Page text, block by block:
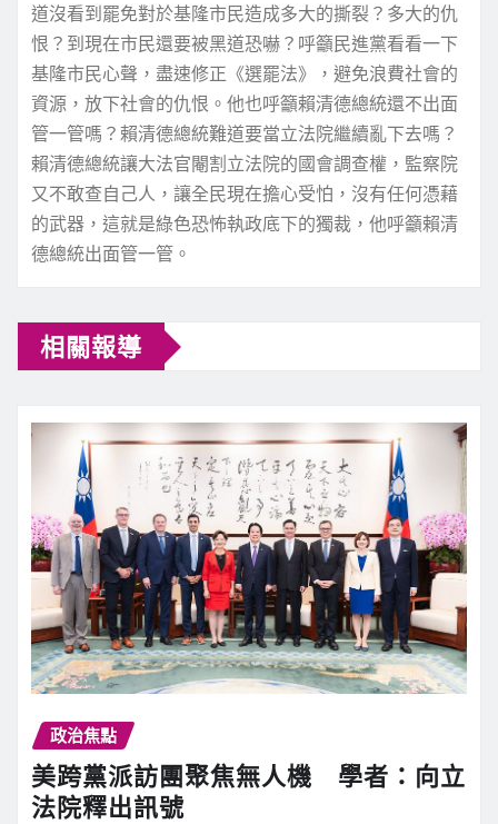
道沒看到罷免對於基隆市民造成多大的撕裂？多大的仇
恨？到現在市民還要被黑道恐嚇？呼籲民進黨看看一下
基隆市民心聲，盡速修正《選罷法》，避免浪費社會的
資源，放下社會的仇恨。他也呼籲賴清德總統還不出面
管一管嗎？賴清德總統難道要當立法院繼續亂下去嗎？
賴清德總統讓大法官閹割立法院的國會調查權，監察院
又不敢查自己人，讓全民現在擔心受怕，沒有任何憑藉
的武器，這就是綠色恐怖執政底下的獨裁，他呼籲賴清
德總統出面管一管。
相關報導
政治焦點
美跨黨派訪團聚焦無人機 學者：向立
法院釋出訊號